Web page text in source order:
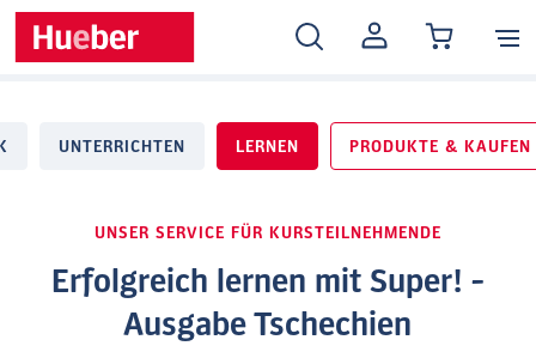
MEIN
KONTO
UNTERRICHTEN LERNEN PRODUKTE & KAUFEN
UNSER SERVICE FÜR KURSTEILNEHMENDE
Erfolgreich lernen mit Super! -
Ausgabe Tschechien